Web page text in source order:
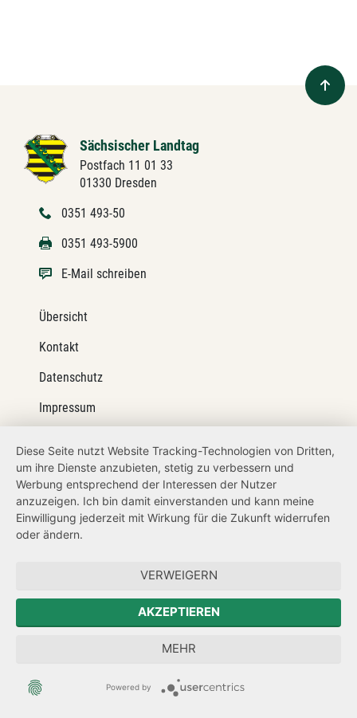
Sächsischer Landtag
Postfach 11 01 33
01330 Dresden
0351 493-50
0351 493-5900
E-Mail schreiben
Übersicht
Kontakt
Datenschutz
Impressum
Netiquette
Transparenzanspruch
Hinweisgeberschutz
Forum Mitteleuropa
Der Sächsische Integrationsbeauftragte
Sächsische Landesbeauftragte zur Aufarbeitung der SED-
Diese Seite nutzt Website Tracking-Technologien von Dritten,
um ihre Dienste anzubieten, stetig zu verbessern und
Werbung entsprechend der Interessen der Nutzer
anzuzeigen. Ich bin damit einverstanden und kann meine
Einwilligung jederzeit mit Wirkung für die Zukunft widerrufen
oder ändern.
VERWEIGERN
AKZEPTIEREN
MEHR
Powered by